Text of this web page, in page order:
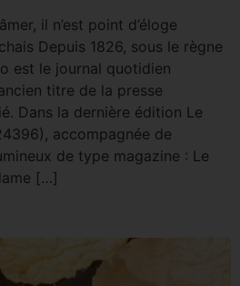
il n’est point d’éloge
Depuis 1826, sous le règne
est le journal quotidien
titre de la presse
Dans la dernière édition Le
accompagnée de
de type magazine : Le
[…]